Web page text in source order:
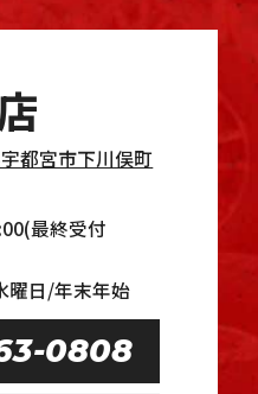
都宮市下川俣町
最終受付
曜日/年末年始
0808